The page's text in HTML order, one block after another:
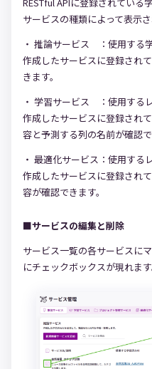
サービスの種類によって表示
・ 推論サービス ：使用する
作成したサービスに登録され
きます。
・ 学習サービス ：使用する
作成したサービスに登録され
容と予測する列の名前が確認で
・ 最適化サービス：使用する
作成したサービスに登録され
容が確認できます。
■サービスの編集と削除
サービス一覧の各サービスに
にチェックボックスが現れます